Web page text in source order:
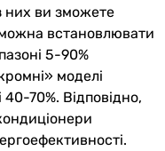
них ви зможете
встановлювати
5-90%
моделі
70%. Відповідно,